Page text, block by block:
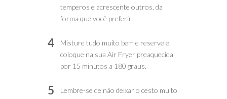
temperos e acrescente outros, da
forma que você preferir.
4
Misture tudo muito bem e reserve e
coloque na sua Air Fryer preaquecida
por 15 minutos a 180 graus.
5
Lembre-se de não deixar o cesto muito